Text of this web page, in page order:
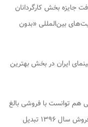
جایزه بخش کارگردانان
بین‌المللی «بدون
ایران در بخش بهترین
هم توانست با فروشی بالغ
بر ۴ میلیارد تومان به سومین فیلم غیرکمدی پرفروش سال ۱۳۹۶ تبدیل